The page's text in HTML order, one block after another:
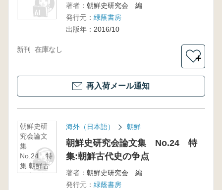
著者： 朝鮮史研究会 編
発行元： 緑蔭書房
出版年： 2016/10
新刊 在庫なし
＋
再入荷メール通知
朝鮮史研
究会論文
集
No.24 特
集:朝鮮古
代史の争
海外（日本語） 朝鮮
朝鮮史研究会論文集 No.24 特
集:朝鮮古代史の争点
著者： 朝鮮史研究会 編
発行元： 緑蔭書房